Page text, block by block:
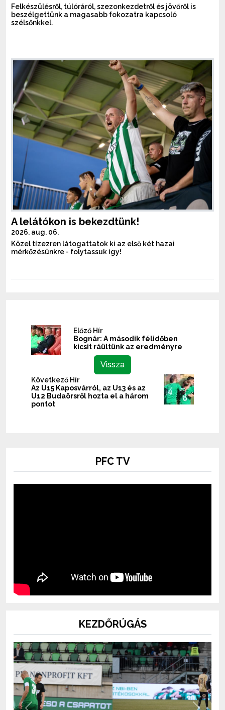
Felkészülésről, túlóráról, szezonkezdetről és jövőről is
beszélgettünk a magasabb fokozatra kapcsoló
szélsőnkkel.
A lelátókon is bekezdtünk!
2026. aug. 06.
Közel tízezren látogattatok ki az első két hazai
mérkőzésünkre - folytassuk így!
Előző Hír
Bognár: A második félidőben
kicsit ráültünk az eredményre
Vissza
Következő Hír
Az U15 Kaposvárról, az U13 és az
U12 Budaörsről hozta el a három
pontot
PFC TV
KEZDŐRÚGÁS
Previous Next